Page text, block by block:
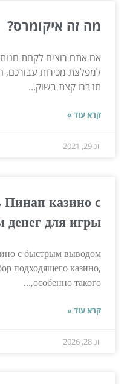
מה זה איקומרס?
אם אתם רוצים לקחת
למפלצת מכירות
תנברו קצת בשוק...
קרא עוד »
יונ 29, 2021
казино с
для игры
с быстрым выводом
подходящего казино,
особенно такого,...
קרא עוד »
יונ 28, 2026